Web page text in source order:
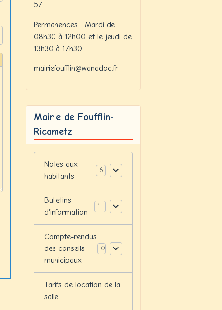
57
Permanences : Mardi de
08h30 à 12h00 et le jeudi de
13h30 à 17h30
mairiefoufflin@wanadoo.fr
Mairie de Foufflin-
Ricametz
Notes aux
habitants
6
Bulletins
d'information
12
Compte-rendus
des conseils
municipaux
Tarifs de location de la
salle